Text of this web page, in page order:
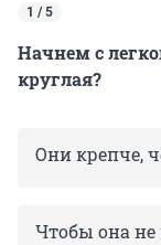
1 / 5
Начнем с
круглая?
Они крепче,
Чтобы она не